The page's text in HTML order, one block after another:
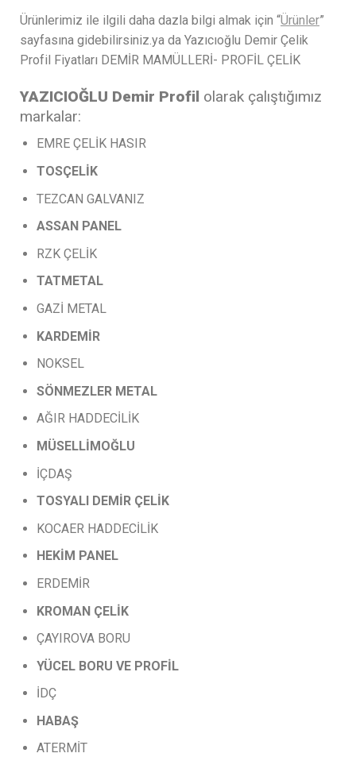
Ürünlerimiz ile ilgili daha dazla bilgi almak için “Ürünler”
sayfasına gidebilirsiniz.ya da Yazıcıoğlu Demir Çelik
Profil Fiyatları DEMİR MAMÜLLERİ- PROFİL ÇELİK
YAZICIOĞLU Demir Profil olarak çalıştığımız
markalar:
EMRE ÇELİK HASIR
TOSÇELİK
TEZCAN GALVANIZ
ASSAN PANEL
RZK ÇELİK
TATMETAL
GAZİ METAL
KARDEMİR
NOKSEL
SÖNMEZLER METAL
AĞIR HADDECİLİK
MÜSELLİMOĞLU
İÇDAŞ
TOSYALI DEMİR ÇELİK
KOCAER HADDECİLİK
HEKİM PANEL
ERDEMİR
KROMAN ÇELİK
ÇAYIROVA BORU
YÜCEL BORU VE PROFİL
İDÇ
HABAŞ
ATERMİT